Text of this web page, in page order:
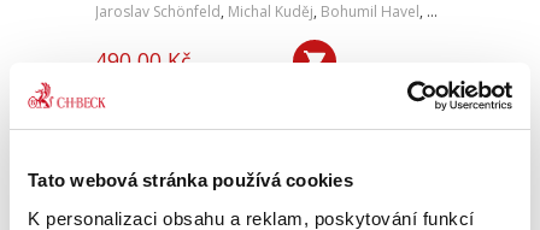
Tato webová stránka používá cookies
K personalizaci obsahu a reklam, poskytování funkcí
Jaroslav Schönfeld, Michal Kuděj, Bohumil Havel, Petr Sprinz
490,00 Kč
V názvu publikace „2023: Start preventivní
restrukturalizace. Nová šance pro podnikatele,
skutečnosti důležitější druhá část názvu titulu.